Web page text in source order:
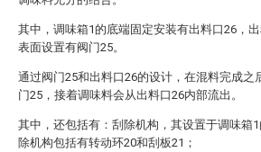
其中，调味箱1的底端固定安装有出料口26，
表面设置有阀门25。
通过阀门25和出料口26的设计，在混料完成之
门25，接着调味料会从出料口26内部流出。
其中，还包括有：刮除机构，其设置于调味箱1
除机构包括有转动环20和刮板21；